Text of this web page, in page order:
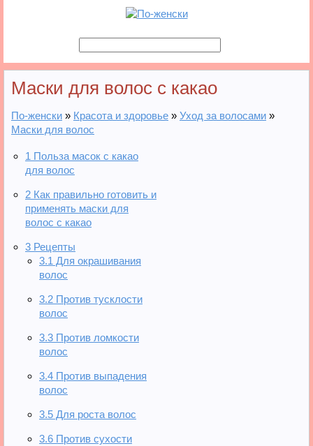
Маски для волос с какао
По-женски » Красота и здоровье » Уход за волосами »
Маски для волос
1 Польза масок с какао
для волос
2 Как правильно готовить и
применять маски для
волос с какао
3 Рецепты
3.1 Для окрашивания
волос
3.2 Против тусклости
волос
3.3 Против ломкости
волос
3.4 Против выпадения
волос
3.5 Для роста волос
3.6 Против сухости